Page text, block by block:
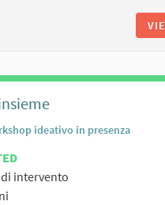
ideativo in presenza
intervento